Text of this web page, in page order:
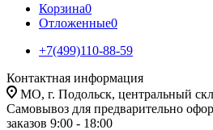
Корзина0
Отложенные0
+7(499)110-88-59
Контактная информация
МО, г. Подольск, центральный
Самовывоз для предварительно
заказов 9:00 - 18:00